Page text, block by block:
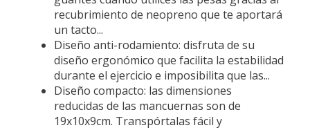
recubrimiento de neopreno que te aportará
un tacto...
Diseño anti-rodamiento: disfruta de su
diseño ergonómico que facilita la estabilidad
durante el ejercicio e imposibilita que las...
Diseño compacto: las dimensiones
reducidas de las mancuernas son de
19x10x9cm. Transpórtalas fácil y